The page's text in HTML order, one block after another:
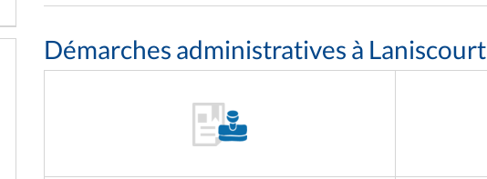
Démarches administratives à Laniscourt